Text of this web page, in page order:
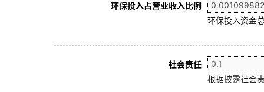
环保投入占营业收入比例
环保投入资金
社会责任
根据披露社会